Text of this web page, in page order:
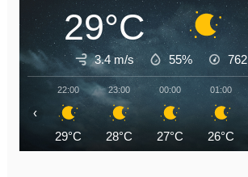
29°C
3.4 m/s 55% 762
22:00
29°C
23:00
28°C
00:00
27°C
01:00
26°C
‹